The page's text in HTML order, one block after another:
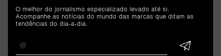
O melhor do jornalismo especializado levado até si.
Acompanhe as notícias do mundo das marcas que ditam as
tendências do dia-a-dia.